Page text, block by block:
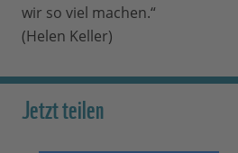
wir so viel machen.“
(Helen Keller)
Jetzt teilen